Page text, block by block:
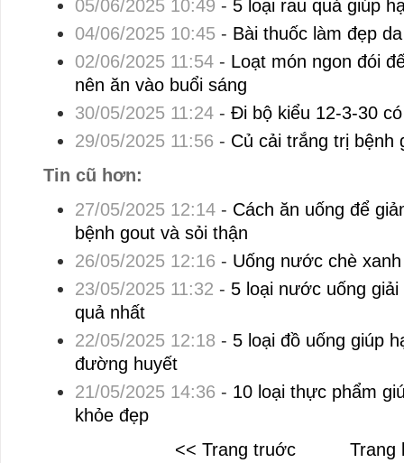
05/06/2025 10:49 - 5 loại rau quả giúp
04/06/2025 10:45- Bài thuốc làm đẹp
02/06/2025 11:54- Loạt món ngon đói
nên ăn vào buổi sáng
30/05/2025 11:24- Đi bộ kiểu 12-3-30
29/05/2025 11:56 - Củ cải trắng trị bệnh
Tin cũ hơn:
27/05/2025 12:14- Cách ăn uống để
bệnh gout và sỏi thận
26/05/2025 12:16 - Uống nước chè
23/05/2025 11:32 - 5 loại nước uống
quả nhất
22/05/2025 12:18 - 5 loại đồ uống giúp
đường huyết
21/05/2025 14:36 - 10 loại thực phẩm
khỏe đẹp
<< Trang truớc
Trang